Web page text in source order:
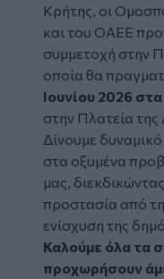
Κρήτης, οι
και του ΟΑΕΕ
συμμετοχή στην
οποία θα
Ιουνίου 2026
στην Πλατεία
Δίνουμε
στα οξυμένα
μας,
προστασία από
ενίσχυση της
Καλούμε όλα τα
προχωρήσουν